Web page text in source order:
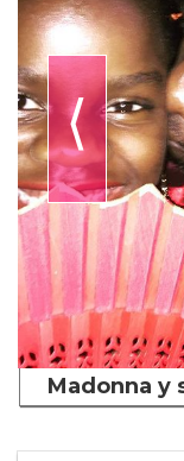
⟨
Madonna y